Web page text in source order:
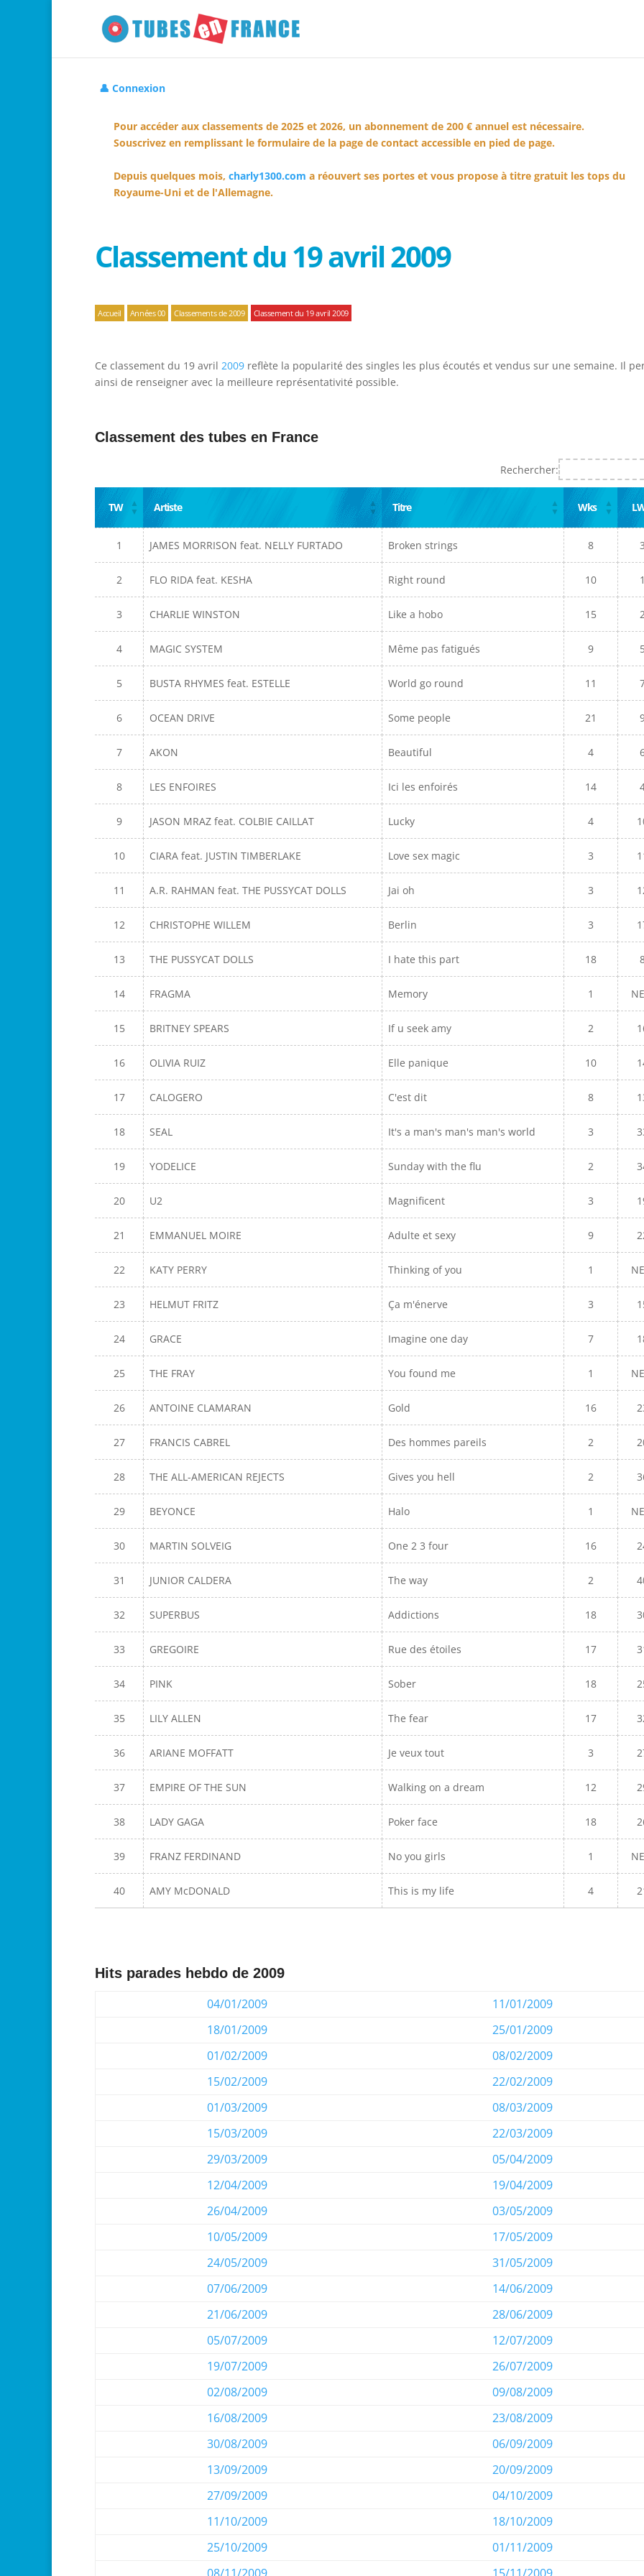
👤 Connexion
Pour accéder aux classements de 2025 et 2026, un abonnement de 200 € annuel est nécessaire.
Souscrivez en remplissant le formulaire de la page de contact accessible en pied de page.
Depuis quelques mois, charly1300.com a réouvert ses portes et vous propose à titre gratuit les tops du
Royaume-Uni et de l'Allemagne.
Classement du 19 avril 2009
Accueil Années 00 Classements de 2009 Classement du 19 avril 2009
Ce classement du 19 avril 2009 reflète la popularité des singles les plus écoutés et vendus sur une semaine. Il
ainsi de renseigner avec la meilleure représentativité possible.
Classement des tubes en France
Rechercher:
TW Artiste Titre Wks
1 JAMES MORRISON feat. NELLY FURTADO Broken strings 8 3
2 FLO RIDA feat. KESHA Right round 10 1
3 CHARLIE WINSTON Like a hobo 15
4 MAGIC SYSTEM Même pas fatigués 9
5 BUSTA RHYMES feat. ESTELLE World go round 11
6 OCEAN DRIVE Some people 21
7 AKON Beautiful 4
8 LES ENFOIRES Ici les enfoirés 14
9 JASON MRAZ feat. COLBIE CAILLAT Lucky 4
10 CIARA feat. JUSTIN TIMBERLAKE Love sex magic 3
11 A.R. RAHMAN feat. THE PUSSYCAT DOLLS Jai oh 3
12 CHRISTOPHE WILLEM Berlin 3
13 THE PUSSYCAT DOLLS I hate this part 18
14 FRAGMA Memory 1
15 BRITNEY SPEARS If u seek amy 2
16 OLIVIA RUIZ Elle panique 10
17 CALOGERO C'est dit 8
18 SEAL It's a man's man's man's world 3
19 YODELICE Sunday with the flu 2
20 U2 Magnificent 3
21 EMMANUEL MOIRE Adulte et sexy 9
22 KATY PERRY Thinking of you 1
23 HELMUT FRITZ Ça m'énerve 3
24 GRACE Imagine one day 7
25 THE FRAY You found me 1
26 ANTOINE CLAMARAN Gold 16
27 FRANCIS CABREL Des hommes pareils 2
28 THE ALL-AMERICAN REJECTS Gives you hell 2
29 BEYONCE Halo 1
30 MARTIN SOLVEIG One 2 3 four 16
31 JUNIOR CALDERA The way 2
32 SUPERBUS Addictions 18
33 GREGOIRE Rue des étoiles 17
34 PINK Sober 18
35 LILY ALLEN The fear 17
36 ARIANE MOFFATT Je veux tout 3
37 EMPIRE OF THE SUN Walking on a dream 12
38 LADY GAGA Poker face 18
39 FRANZ FERDINAND No you girls 1
40 AMY McDONALD This is my life 4
Hits parades hebdo de 2009
04/01/2009
11/01/2009
18/01/2009
25/01/2009
01/02/2009
08/02/2009
15/02/2009
22/02/2009
01/03/2009
08/03/2009
15/03/2009
22/03/2009
29/03/2009
05/04/2009
12/04/2009
19/04/2009
26/04/2009
03/05/2009
10/05/2009
17/05/2009
24/05/2009
31/05/2009
07/06/2009
14/06/2009
21/06/2009
28/06/2009
05/07/2009
12/07/2009
19/07/2009
26/07/2009
02/08/2009
09/08/2009
16/08/2009
23/08/2009
30/08/2009
06/09/2009
13/09/2009
20/09/2009
27/09/2009
04/10/2009
11/10/2009
18/10/2009
25/10/2009
01/11/2009